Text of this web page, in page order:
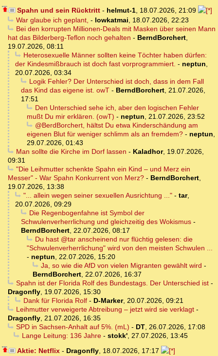
Spahn und sein Rücktritt- helmut-1, 18.07.2026, 21:09
War glaube ich geplant, - lowkatmai, 18.07.2026, 22:23
Bei den korrupten Millionen-Deals mit Masken über seinen Mann
hat das Bilderberg-Teflon noch gehalten - BerndBorchert,
19.07.2026, 08:11
Heterosexuelle Männer sollten keine Töchter haben dürfen:
der Kindesmißbrauch ist doch fast vorprogrammiert. - neptun,
20.07.2026, 03:34
Logik Fehler? Der Unterschied ist doch, dass in dem Fall
das Kind das eigene ist. owT - BerndBorchert, 21.07.2026,
17:51
Den Unterschied sehe ich, aber den logischen Fehler
mußt Du mir erklären. (owT) - neptun, 21.07.2026, 23:52
@BerdBorchert, hältst Du etwa Kinderschändung am
eigenen Blut für weniger schlimm als an fremdem? - neptun,
29.07.2026, 01:43
Man sollte die Kirche im Dorf lassen - Kaladhor, 19.07.2026,
09:31
"Die Leihmutter schenkte Spahn ein Kind – und Merz ein
Messer" - War Spahn Konkurrent von Merz? - BerndBorchert,
19.07.2026, 13:38
"... allein wegen seiner sexuellen Ausrichtung ..."- tar,
20.07.2026, 09:29
Die Regenbogenfahne ist Symbol der
Schwulenverherrlichung und gleichzeitig des Wokismus -
BerndBorchert, 22.07.2026, 08:17
Du hast @tar anscheinend nur flüchtig gelesen: die
"Schwulenverherrlichung" wird von den meisten Schwulen ...
- neptun, 22.07.2026, 15:20
Ja, so wie die AfD von vielen Migranten gewählt wird -
BerndBorchert, 22.07.2026, 16:37
Spahn ist der Florida Rolf des Bundestags. Der Unterschied ist-
Dragonfly, 19.07.2026, 15:30
Dank für Florida Rolf- D-Marker, 20.07.2026, 09:21
Leihmutter verweigerte Abtreibung – jetzt wird sie verklagt-
Dragonfly, 21.07.2026, 16:35
SPD in Sachsen-Anhalt auf 5%. (mL) - DT, 26.07.2026, 17:08
Lange Leitung: 136 Jahre- stokk', 27.07.2026, 13:45
Aktie: Netflix- Dragonfly, 18.07.2026, 17:17